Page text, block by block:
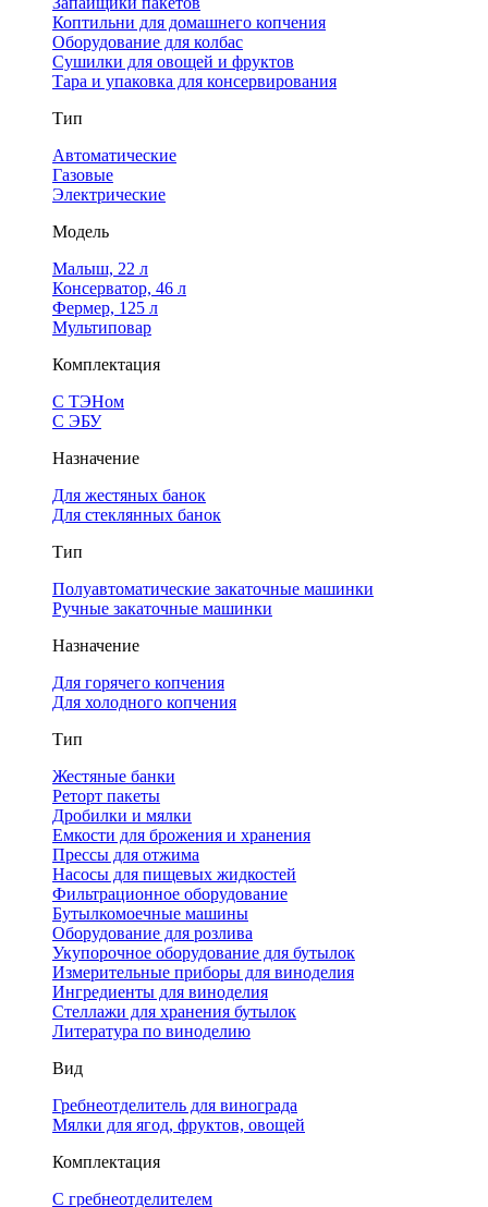
Коптильни для домашнего копчения
Оборудование для колбас
Сушилки для овощей и фруктов
Тара и упаковка для консервирования
Тип
Автоматические
Газовые
Электрические
Модель
Малыш, 22 л
Консерватор, 46 л
Фермер, 125 л
Мультиповар
Комплектация
С ТЭНом
С ЭБУ
Назначение
Для жестяных банок
Для стеклянных банок
Тип
Полуавтоматические закаточные машинки
Ручные закаточные машинки
Назначение
Для горячего копчения
Для холодного копчения
Тип
Жестяные банки
Реторт пакеты
Дробилки и мялки
Емкости для брожения и хранения
Прессы для отжима
Насосы для пищевых жидкостей
Фильтрационное оборудование
Бутылкомоечные машины
Оборудование для розлива
Укупорочное оборудование для бутылок
Измерительные приборы для виноделия
Ингредиенты для виноделия
Стеллажи для хранения бутылок
Литература по виноделию
Вид
Гребнеотделитель для винограда
Мялки для ягод, фруктов, овощей
Комплектация
С гребнеотделителем